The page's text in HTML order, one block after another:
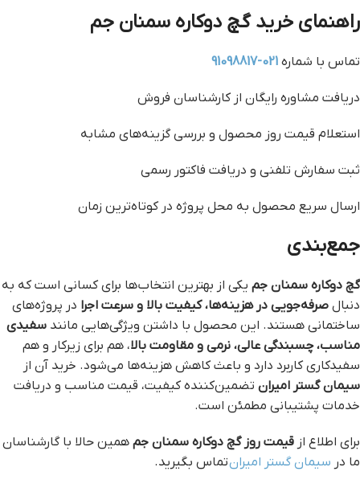
راهنمای خرید گچ دوکاره سمنان جم
تماس با شماره 021-91098817
دریافت مشاوره رایگان از کارشناسان فروش
استعلام قیمت روز محصول و بررسی گزینه‌های مشابه
ثبت سفارش تلفنی و دریافت فاکتور رسمی
ارسال سریع محصول به محل پروژه در کوتاه‌ترین زمان
جمع‌بندی
گچ دوکاره سمنان جم یکی از بهترین انتخاب‌ها برای کسانی است که به
دنبال صرفه‌جویی در هزینه‌ها، کیفیت بالا و سرعت اجرا در پروژه‌های
ساختمانی هستند. این محصول با داشتن ویژگی‌هایی مانند سفیدی
مناسب، چسبندگی عالی، نرمی و مقاومت بالا، هم برای زیرکار و هم
سفیدکاری کاربرد دارد و باعث کاهش هزینه‌ها می‌شود. خرید آن از
سیمان گستر امیران تضمین‌کننده کیفیت، قیمت مناسب و دریافت
خدمات پشتیبانی مطمئن است.
برای اطلاع از قیمت روز گچ دوکاره سمنان جم همین حالا با گارشناسان
ما در سیمان گستر امیرانتماس بگیرید.